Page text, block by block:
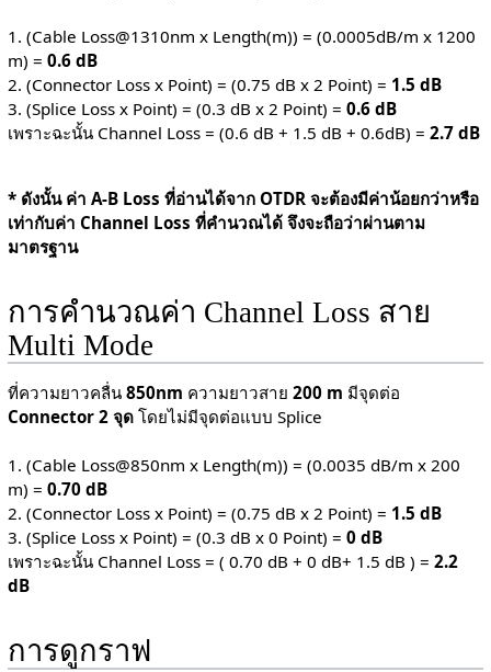
1. (Cable Loss@1310nm x Length(m)) = (0.0005dB/m x 1200
m) = 0.6 dB
2. (Connector Loss x Point) = (0.75 dB x 2 Point) = 1.5 dB
3. (Splice Loss x Point) = (0.3 dB x 2 Point) = 0.6 dB
เพราะฉะนั้น Channel Loss = (0.6 dB + 1.5 dB + 0.6dB) = 2.7 dB
* ดังนั้น ค่า A-B Loss ที่อ่านได้จาก OTDR จะต้องมีค่าน้อยกว่าหรือ
เท่ากับค่า Channel Loss ที่คำนวณได้ จึงจะถือว่าผ่านตาม
มาตรฐาน
การคำนวณค่า Channel Loss สาย
Multi Mode
ที่ความยาวคลื่น 850nm ความยาวสาย 200 m มีจุดต่อ
Connector 2 จุดโดยไม่มีจุดต่อแบบ Splice
1. (Cable Loss@850nm x Length(m)) = (0.0035 dB/m x 200
m) = 0.70 dB
2. (Connector Loss x Point) = (0.75 dB x 2 Point) = 1.5 dB
3. (Splice Loss x Point) = (0.3 dB x 0 Point) = 0 dB
เพราะฉะนั้น Channel Loss = ( 0.70 dB + 0 dB+ 1.5 dB ) = 2.2
dB
การดูกราฟ